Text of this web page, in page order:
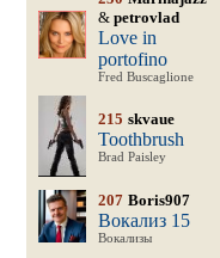
& petrovlad
Love in
portofino
Fred Buscaglione
215 skvaue
Toothbrush
Brad Paisley
207 Boris907
Вокализ 15
Вокализы